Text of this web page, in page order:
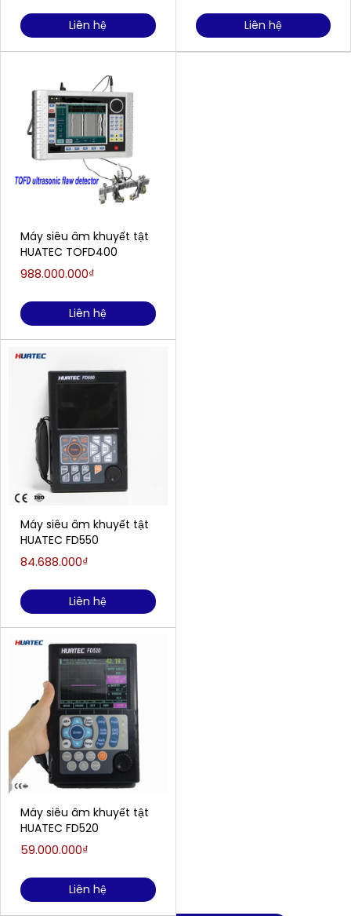
Liên hệ
Máy siêu âm khuyết tật
HUATEC TOFD400
988.000.000₫
Liên hệ
Máy siêu âm khuyết tật
HUATEC FD550
84.688.000₫
Liên hệ
Máy siêu âm khuyết tật
HUATEC FD520
59.000.000₫
Liên hệ
Liên hệ